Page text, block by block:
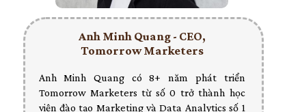
Anh Minh Quang có 8+ năm phát triển
Tomorrow Marketers từ số 0 trở thành học
viện đào tạo Marketing và Data Analytics số 1
Anh Minh Quang - CEO,
Tomorrow Marketers